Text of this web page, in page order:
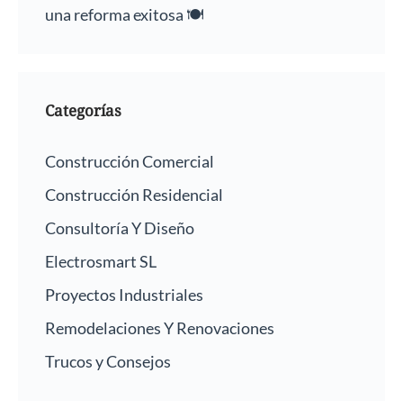
una reforma exitosa 🍽️
Categorías
Construcción Comercial
Construcción Residencial
Consultoría Y Diseño
Electrosmart SL
Proyectos Industriales
Remodelaciones Y Renovaciones
Trucos y Consejos